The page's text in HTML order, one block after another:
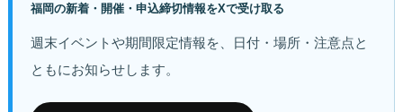
福岡の新着・開催・申込締切情報をXで受け取る
週末イベントや期間限定情報を、日付・場所・注意点と
ともにお知らせします。